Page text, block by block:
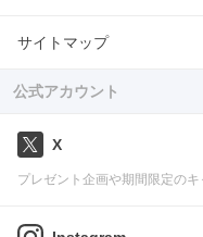
サイトマップ
公式アカウント
X
プレゼント企画や期間限定の